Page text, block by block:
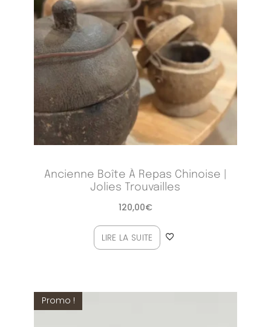
Ancienne Boîte À Repas Chinoise |
Jolies Trouvailles
120,00€
LIRE LA SUITE
Promo !